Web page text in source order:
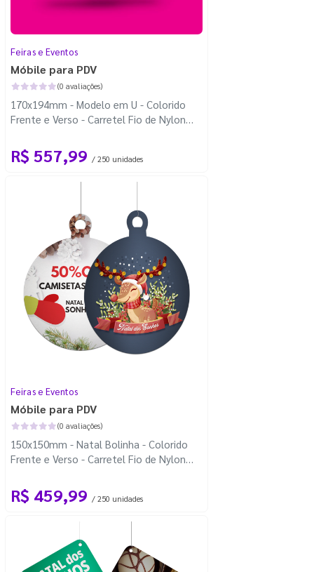
Feiras e Eventos
Móbile para PDV
(0 avaliações)
170x194mm - Modelo em U - Colorido
Frente e Verso - Carretel Fio de Nylon
R$ 557,99 / 250 unidades
Feiras e Eventos
Móbile para PDV
(0 avaliações)
150x150mm - Natal Bolinha - Colorido
Frente e Verso - Carretel Fio de Nylon
R$ 459,99 / 250 unidades